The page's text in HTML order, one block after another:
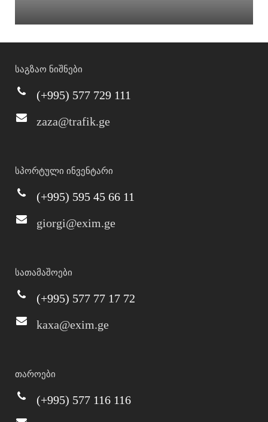
საგზაო ნიშნები
(+995) 577 729 111
zaza@trafik.ge
სპორტული ინვენტარი
(+995) 595 45 66 11
giorgi@exim.ge
სათამაშოები
(+995) 577 77 17 72
kaxa@exim.ge
თაროები
(+995) 577 116 116